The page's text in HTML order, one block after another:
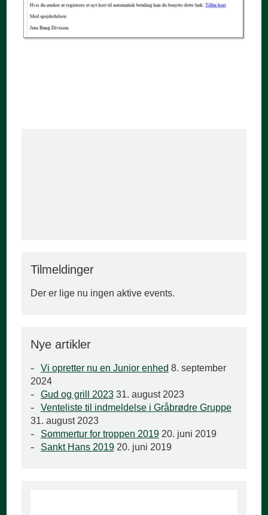
Tilmeldinger
Der er lige nu ingen aktive events.
Nye artikler
Vi opretter nu en Junior enhed 8. september
2024
Gud og grill 2023 31. august 2023
Venteliste til indmeldelse i Gråbrødre Gruppe
31. august 2023
Sommertur for troppen 2019 20. juni 2019
Sankt Hans 2019 20. juni 2019